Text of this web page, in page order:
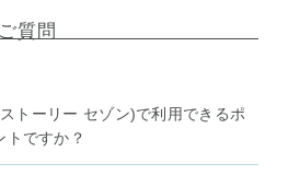
質問
トーリー セゾン)で利用できるポ
トですか？